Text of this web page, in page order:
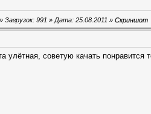
Загрузок: 991 » Дата: 25.08.2011 » Скриншот
улётная, советую качать